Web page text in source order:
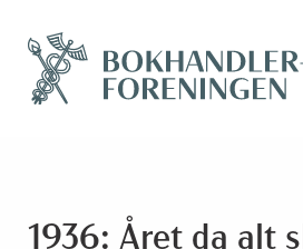
1936: Året da alt